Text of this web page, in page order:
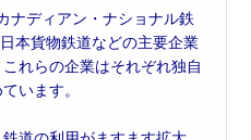
ナディアン・ナショナル鉄
本貨物鉄道などの主要企業
れらの企業はそれぞれ独自
います。